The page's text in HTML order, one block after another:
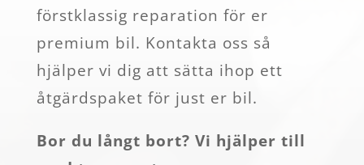
förstklassig reparation för er
premium bil. Kontakta oss så
hjälper vi dig att sätta ihop ett
åtgärdspaket för just er bil.
Bor du långt bort? Vi hjälper till